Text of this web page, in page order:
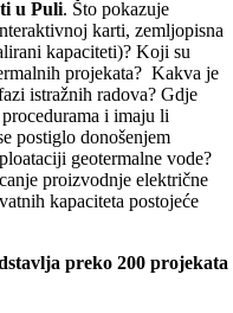
u Puli. Što pokazuje
karti, zemljopisna
kapaciteti)? Koji su
projekata? Kakva je
istražnih radova? Gdje
i imaju li
postiglo donošenjem
geotermalne vode?
proizvodnje električne
kapaciteta postojeće
preko 200 projekata